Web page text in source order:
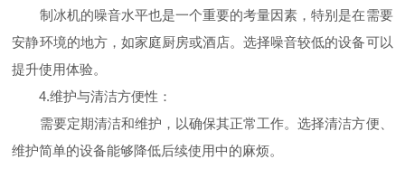
制冰机的噪音水平也是一个重要的考量因素，特别是在需要
安静环境的地方，如家庭厨房或酒店。选择噪音较低的设备可以
提升使用体验。
4.维护与清洁方便性：
需要定期清洁和维护，以确保其正常工作。选择清洁方便、
维护简单的设备能够降低后续使用中的麻烦。